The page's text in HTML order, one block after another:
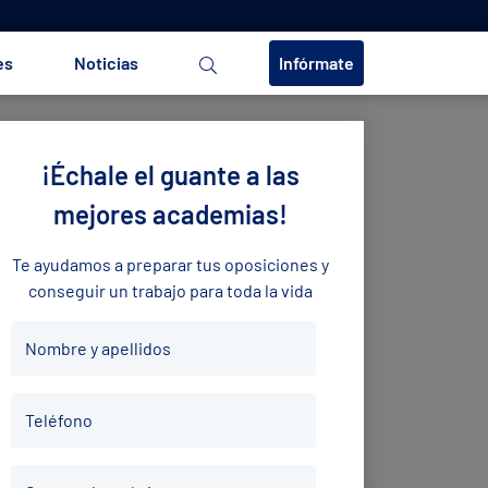
Noticias Infórmate
¡Échale el guante a las
mejores academias!
Te ayudamos a preparar tus oposiciones y
conseguir un trabajo para toda la vida
Nombre y apellidos
Teléfono